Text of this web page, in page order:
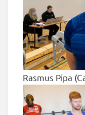
Rasmus Pipa